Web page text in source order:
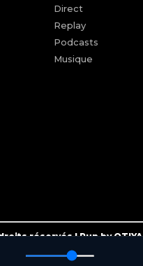
Direct
Replay
Podcasts
Musique
réservés | Run by OTIYA